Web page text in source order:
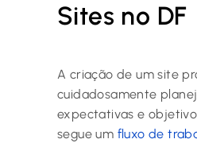
Sites no DF
A criação de um site
cuidadosamente
expectativas e
segue um fluxo de